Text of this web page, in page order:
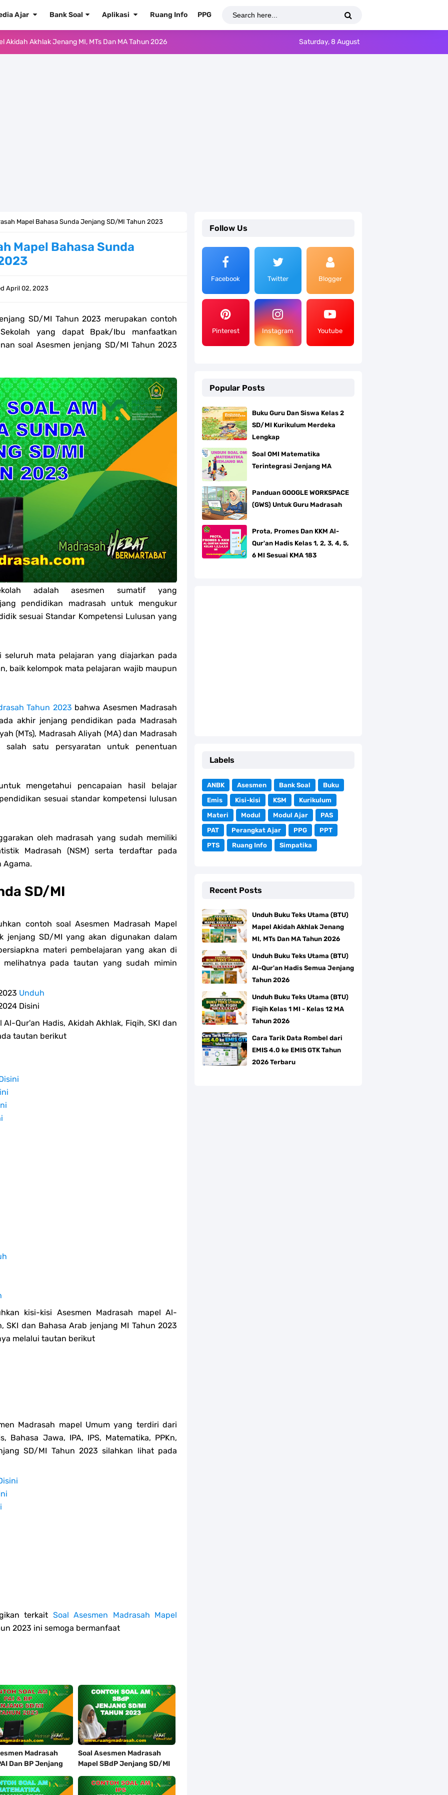
Ajar Bank Soal Aplikasi Ruang Info PPG
Hadis Semua Jenjang Tahun 2026
2 Kurikulum Merdeka Tahun 2026
Untuk Guru Madrasah
Merdeka Tahun 2026
2 Kurikulum Merdeka Tahun 2026
2026 Lengkap
2026
Modul Pedagogik SKI PPG 2025
Modul Pedagogik Fiqih PPG 2025
Modul Pedagogik Akidah Akhlak PPG 2025
Modul Pedagogik Al-Qur'an Hadis PPG 2025
MA
MA
Akidah Akhlak Jenang MI, MTs Dan MA Tahun 2026
Saturday, 8 August
Mapel Bahasa Sunda Jenjang SD/MI Tahun 2023
Mapel Bahasa Sunda
April 02, 2023
SD/MI Tahun 2023 merupakan contoh
yang dapat Bpak/Ibu manfaatkan
soal Asesmen jenjang SD/MI Tahun 2023
adalah asesmen sumatif yang
pendidikan madrasah untuk mengukur
sesuai Standar Kompetensi Lulusan yang
seluruh mata pelajaran yang diajarkan pada
baik kelompok mata pelajaran wajib maupun
Tahun 2023 bahwa Asesmen Madrasah
akhir jenjang pendidikan pada Madrasah
(MTs), Madrasah Aliyah (MA) dan Madrasah
salah satu persyaratan untuk penentuan
mengetahui pencapaian hasil belajar
sesuai standar kompetensi lulusan
oleh madrasah yang sudah memiliki
Madrasah (NSM) serta terdaftar pada
Agama.
SD/MI
contoh soal Asesmen Madrasah Mapel
jenjang SD/MI yang akan digunakan dalam
materi pembelajaran yang akan di
melihatnya pada tautan yang sudah mimin
Unduh
Disini
Qur'an Hadis, Akidah Akhlak, Fiqih, SKI dan
tautan berikut
kisi-kisi Asesmen Madrasah mapel Al-
SKI dan Bahasa Arab jenjang MI Tahun 2023
melalui tautan berikut
Madrasah mapel Umum yang terdiri dari
Bahasa Jawa, IPA, IPS, Matematika, PPKn,
SD/MI Tahun 2023 silahkan lihat pada
terkait Soal Asesmen Madrasah Mapel
2023 ini semoga bermanfaat
Madrasah
Dan BP Jenjang
2023
Soal Asesmen Madrasah
Mapel SBdP Jenjang SD/MI
Tahun 2023
Follow Us
Facebook Twitter Blogger
Pinterest Instagram Youtube
Popular Posts
Buku Guru Dan Siswa Kelas 2
SD/MI Kurikulum Merdeka
Lengkap
Soal OMI Matematika
Terintegrasi Jenjang MA
Panduan GOOGLE WORKSPACE
(GWS) Untuk Guru Madrasah
Prota, Promes Dan KKM Al-
Qur'an Hadis Kelas 1, 2, 3, 4, 5,
6 MI Sesuai KMA 183
Labels
ANBK Asesmen Bank Soal
Buku
Emis
Kisi-kisi KSM
Kurikulum
Materi
Modul Modul Ajar
PAS
PAT
Perangkat Ajar PPG
PPT
PTS
Ruang Info Simpatika
Recent Posts
Unduh Buku Teks Utama (BTU)
Mapel Akidah Akhlak Jenang
MI, MTs Dan MA Tahun 2026
Unduh Buku Teks Utama (BTU)
Al-Qur'an Hadis Semua Jenjang
Tahun 2026
Unduh Buku Teks Utama (BTU)
Fiqih Kelas 1 MI - Kelas 12 MA
Tahun 2026
Cara Tarik Data Rombel dari
EMIS 4.0 ke EMIS GTK Tahun
2026 Terbaru